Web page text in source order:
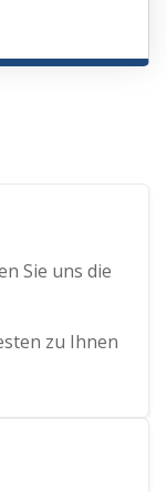
Sie uns die
zu Ihnen